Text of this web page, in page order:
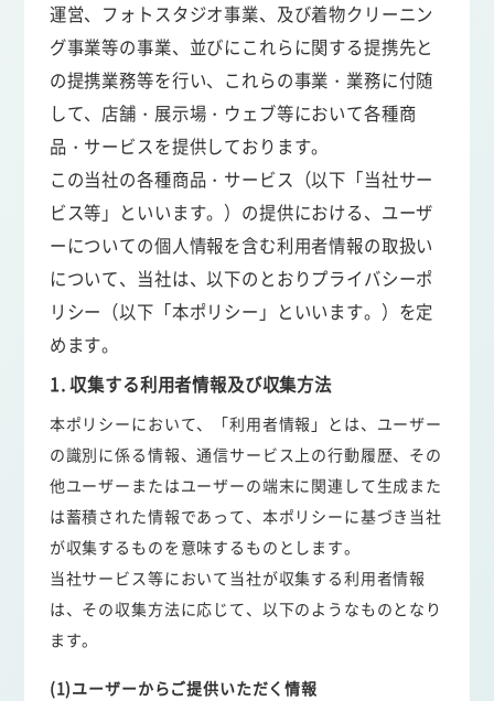
運営、フォトスタジオ事業、及び着物クリーニン
グ事業等の事業、並びにこれらに関する提携先と
の提携業務等を行い、これらの事業・業務に付随
して、店舗・展示場・ウェブ等において各種商
品・サービスを提供しております。
この当社の各種商品・サービス（以下「当社サー
ビス等」といいます。）の提供における、ユーザ
ーについての個人情報を含む利用者情報の取扱い
について、当社は、以下のとおりプライバシーポ
リシー（以下「本ポリシー」といいます。）を定
めます。
1. 収集する利用者情報及び収集方法
本ポリシーにおいて、「利用者情報」とは、ユーザー
の識別に係る情報、通信サービス上の行動履歴、その
他ユーザーまたはユーザーの端末に関連して生成また
は蓄積された情報であって、本ポリシーに基づき当社
が収集するものを意味するものとします。
当社サービス等において当社が収集する利用者情報
は、その収集方法に応じて、以下のようなものとなり
ます。
(1)ユーザーからご提供いただく情報